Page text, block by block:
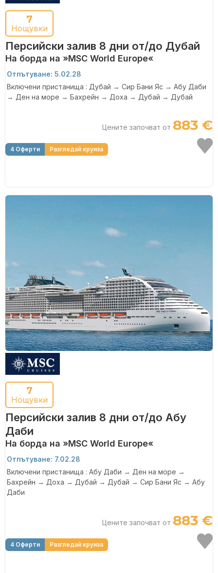
7
Нощувки
Персийски залив 8 дни от/до Дубай
На борда на »MSC World Europe«
Отпътуване: 5.02.28
Включени пристанища : Дубай → Сир Бани Яс → Абу Даби
→ Ден на море → Бахрейн → Доха → Дубай → Дубай
Цените започват от 883 €
4 Оферти Разгледай круиза
7
Нощувки
Персийски залив 8 дни от/до Абу
Даби
На борда на »MSC World Europe«
Отпътуване: 7.02.28
Включени пристанища : Абу Даби → Ден на море →
Бахрейн → Доха → Дубай → Дубай → Сир Бани Яс → Абу
Даби
Цените започват от 883 €
4 Оферти Разгледай круиза